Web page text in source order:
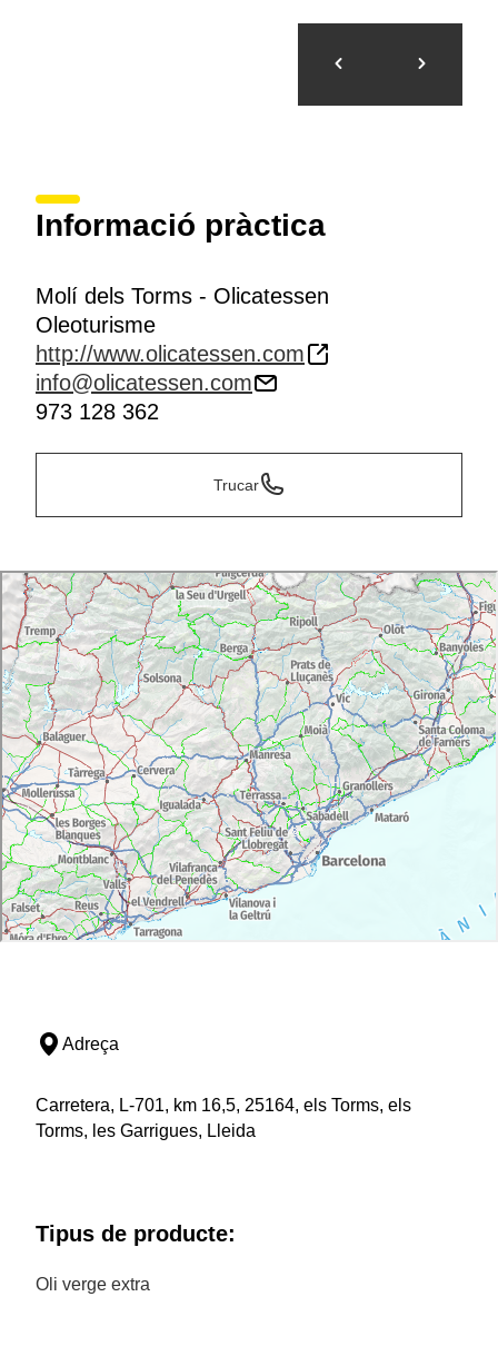
Informació pràctica
Molí dels Torms - Olicatessen
Oleoturisme
http://www.olicatessen.com
info@olicatessen.com
973 128 362
Trucar
Adreça
Carretera, L-701, km 16,5, 25164, els Torms, els
Torms, les Garrigues, Lleida
Tipus de producte:
Oli verge extra